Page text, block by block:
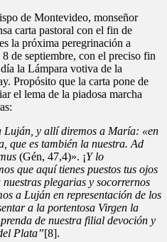
de Montevideo, monseñor
carta pastoral con el fin de
la próxima peregrinación a
de septiembre, con el preciso fin
la Lámpara votiva de la
Propósito que la carta pone de
el lema de la piadosa marcha
Luján, y allí diremos a María: «en
que es también la nuestra. Ad
(Gén, 47,4)». ¡Y lo
que aquí tienes puestos tus ojos
plegarias y socorrernos
a Luján en representación de los
a la portentosa Virgen la
de nuestra filial devoción y
Plata”[8].